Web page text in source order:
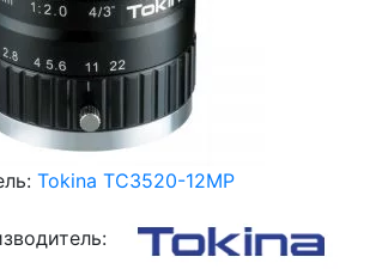
Tokina TC3520-12MP